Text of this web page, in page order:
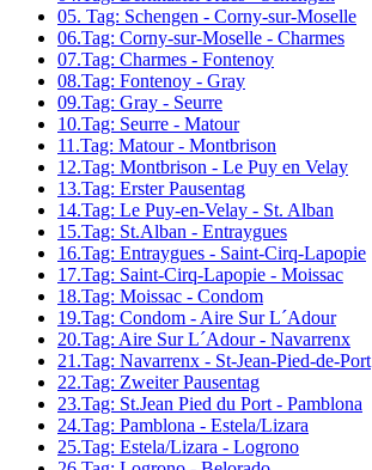
05. Tag: Schengen - Corny-sur-Moselle
06.Tag: Corny-sur-Moselle - Charmes
07.Tag: Charmes - Fontenoy
08.Tag: Fontenoy - Gray
09.Tag: Gray - Seurre
10.Tag: Seurre - Matour
11.Tag: Matour - Montbrison
12.Tag: Montbrison - Le Puy en Velay
13.Tag: Erster Pausentag
14.Tag: Le Puy-en-Velay - St. Alban
15.Tag: St.Alban - Entraygues
16.Tag: Entraygues - Saint-Cirq-Lapopie
17.Tag: Saint-Cirq-Lapopie - Moissac
18.Tag: Moissac - Condom
19.Tag: Condom - Aire Sur L´Adour
20.Tag: Aire Sur L´Adour - Navarrenx
21.Tag: Navarrenx - St-Jean-Pied-de-Port
22.Tag: Zweiter Pausentag
23.Tag: St.Jean Pied du Port - Pamblona
24.Tag: Pamblona - Estela/Lizara
25.Tag: Estela/Lizara - Logrono